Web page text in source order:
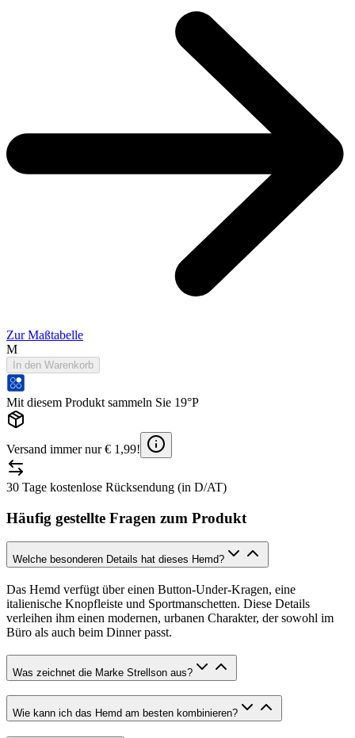
Zur Maßtabelle
M
In den Warenkorb
Mit diesem Produkt sammeln Sie 19°P
Versand immer nur € 1,99!
30 Tage kostenlose Rücksendung (in D/AT)
Häufig gestellte Fragen zum Produkt
Welche besonderen Details hat dieses Hemd?
Das Hemd verfügt über einen Button-Under-Kragen, eine
italienische Knopfleiste und Sportmanschetten. Diese Details
verleihen ihm einen modernen, urbanen Charakter, der sowohl im
Büro als auch beim Dinner passt.
Was zeichnet die Marke Strellson aus?
Wie kann ich das Hemd am besten kombinieren?